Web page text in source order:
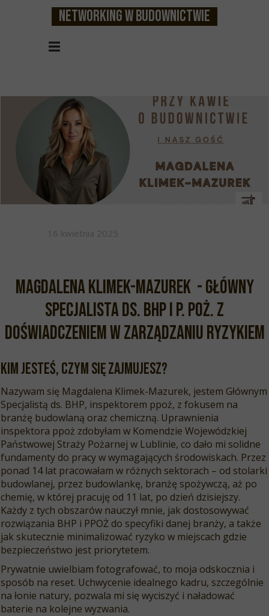
Networking w budownictwie
16 kwietnia 2025
Magdalena Klimek-Mazurek - Główny
Specjalista ds. BHP i P. POŻ. z
doświadczeniem w zarządzaniu ryzykiem
Kim jesteś, czym się zajmujesz?
Nazywam się Magdalena Klimek-Mazurek, jestem Głównym
Specjalistą ds. BHP, inspektorem ppoż, z fokusem na
branżę budowlaną oraz chemiczną. Uprawnienia
inspektora ppoż zdobyłam w Komendzie Wojewódzkiej
Państwowej Straży Pożarnej w Lublinie, co dało mi solidne
fundamenty do pracy w wymagających środowiskach. Przez
ponad 14 lat pracowałam w różnych sektorach – od stolarki
budowlanej, przez budowlankę, branżę spożywczą, aż po
chemię, w której pracuję od 11 lat, po dzień dzisiejszy.
Każdy z tych obszarów nauczył mnie, jak dostosowywać
rozwiązania BHP i PPOŻ do specyfiki danej branży, a także
jak skutecznie minimalizować ryzyko w miejscach gdzie
bezpieczeństwo jest priorytetem.
Prywatnie uwielbiam fotografować, to moja odskocznia i
sposób na reset. Uchwycenie idealnego kadru, szczególnie
na łonie natury, pozwala mi się wyciszyć i naładować
baterie na kolejne wyzwania.